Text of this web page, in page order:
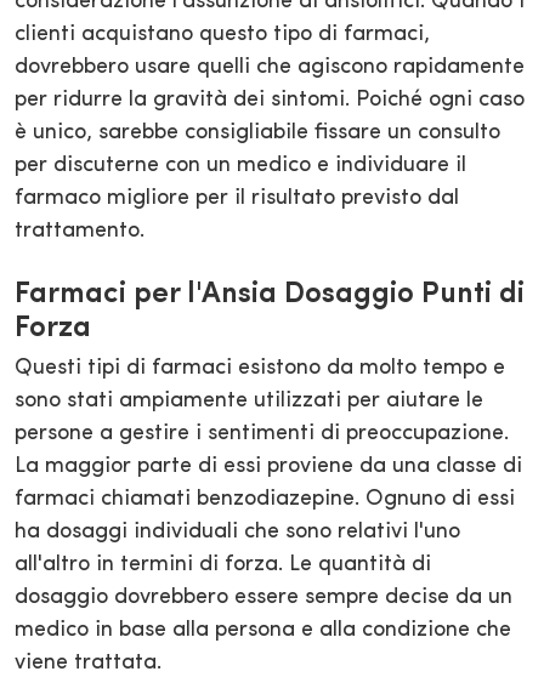
clienti acquistano questo tipo di farmaci,
dovrebbero usare quelli che agiscono rapidamente
per ridurre la gravità dei sintomi. Poiché ogni caso
è unico, sarebbe consigliabile fissare un consulto
per discuterne con un medico e individuare il
farmaco migliore per il risultato previsto dal
trattamento.
Farmaci per l'Ansia Dosaggio Punti di
Forza
Questi tipi di farmaci esistono da molto tempo e
sono stati ampiamente utilizzati per aiutare le
persone a gestire i sentimenti di preoccupazione.
La maggior parte di essi proviene da una classe di
farmaci chiamati benzodiazepine. Ognuno di essi
ha dosaggi individuali che sono relativi l'uno
all'altro in termini di forza. Le quantità di
dosaggio dovrebbero essere sempre decise da un
medico in base alla persona e alla condizione che
viene trattata.